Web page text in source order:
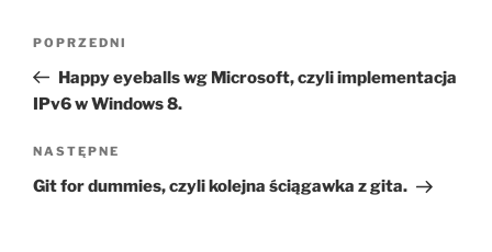
Poprzedni
wpis
POPRZEDNI
Happy eyeballs wg Microsoft, czyli implementacja
IPv6 w Windows 8.
Następny
wpis
NASTĘPNE
Git for dummies, czyli kolejna ściągawka z gita.